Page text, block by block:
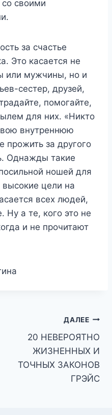
со своими
за счастье
Это касается не
или мужчины, но и
сестер, друзей,
помогайте,
для них. «Никто
внутреннюю
прожить за другого
Однажды такие
ношей для
высокие цели на
всех людей,
Ну а те, кого это не
и не прочитают
ДАЛЕЕ
20 НЕВЕРОЯТНО
ЖИЗНЕННЫХ И
ТОЧНЫХ ЗАКОНОВ
ГРЭЙС